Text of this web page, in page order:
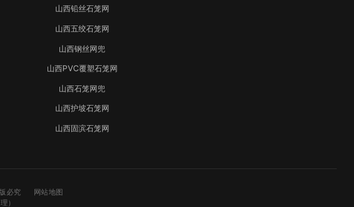
山西铅丝石笼网
山西五绞石笼网
山西钢丝网兜
山西PVC覆塑石笼网
山西石笼网兜
山西护坡石笼网
山西固滨石笼网
版必究
网站地图
）